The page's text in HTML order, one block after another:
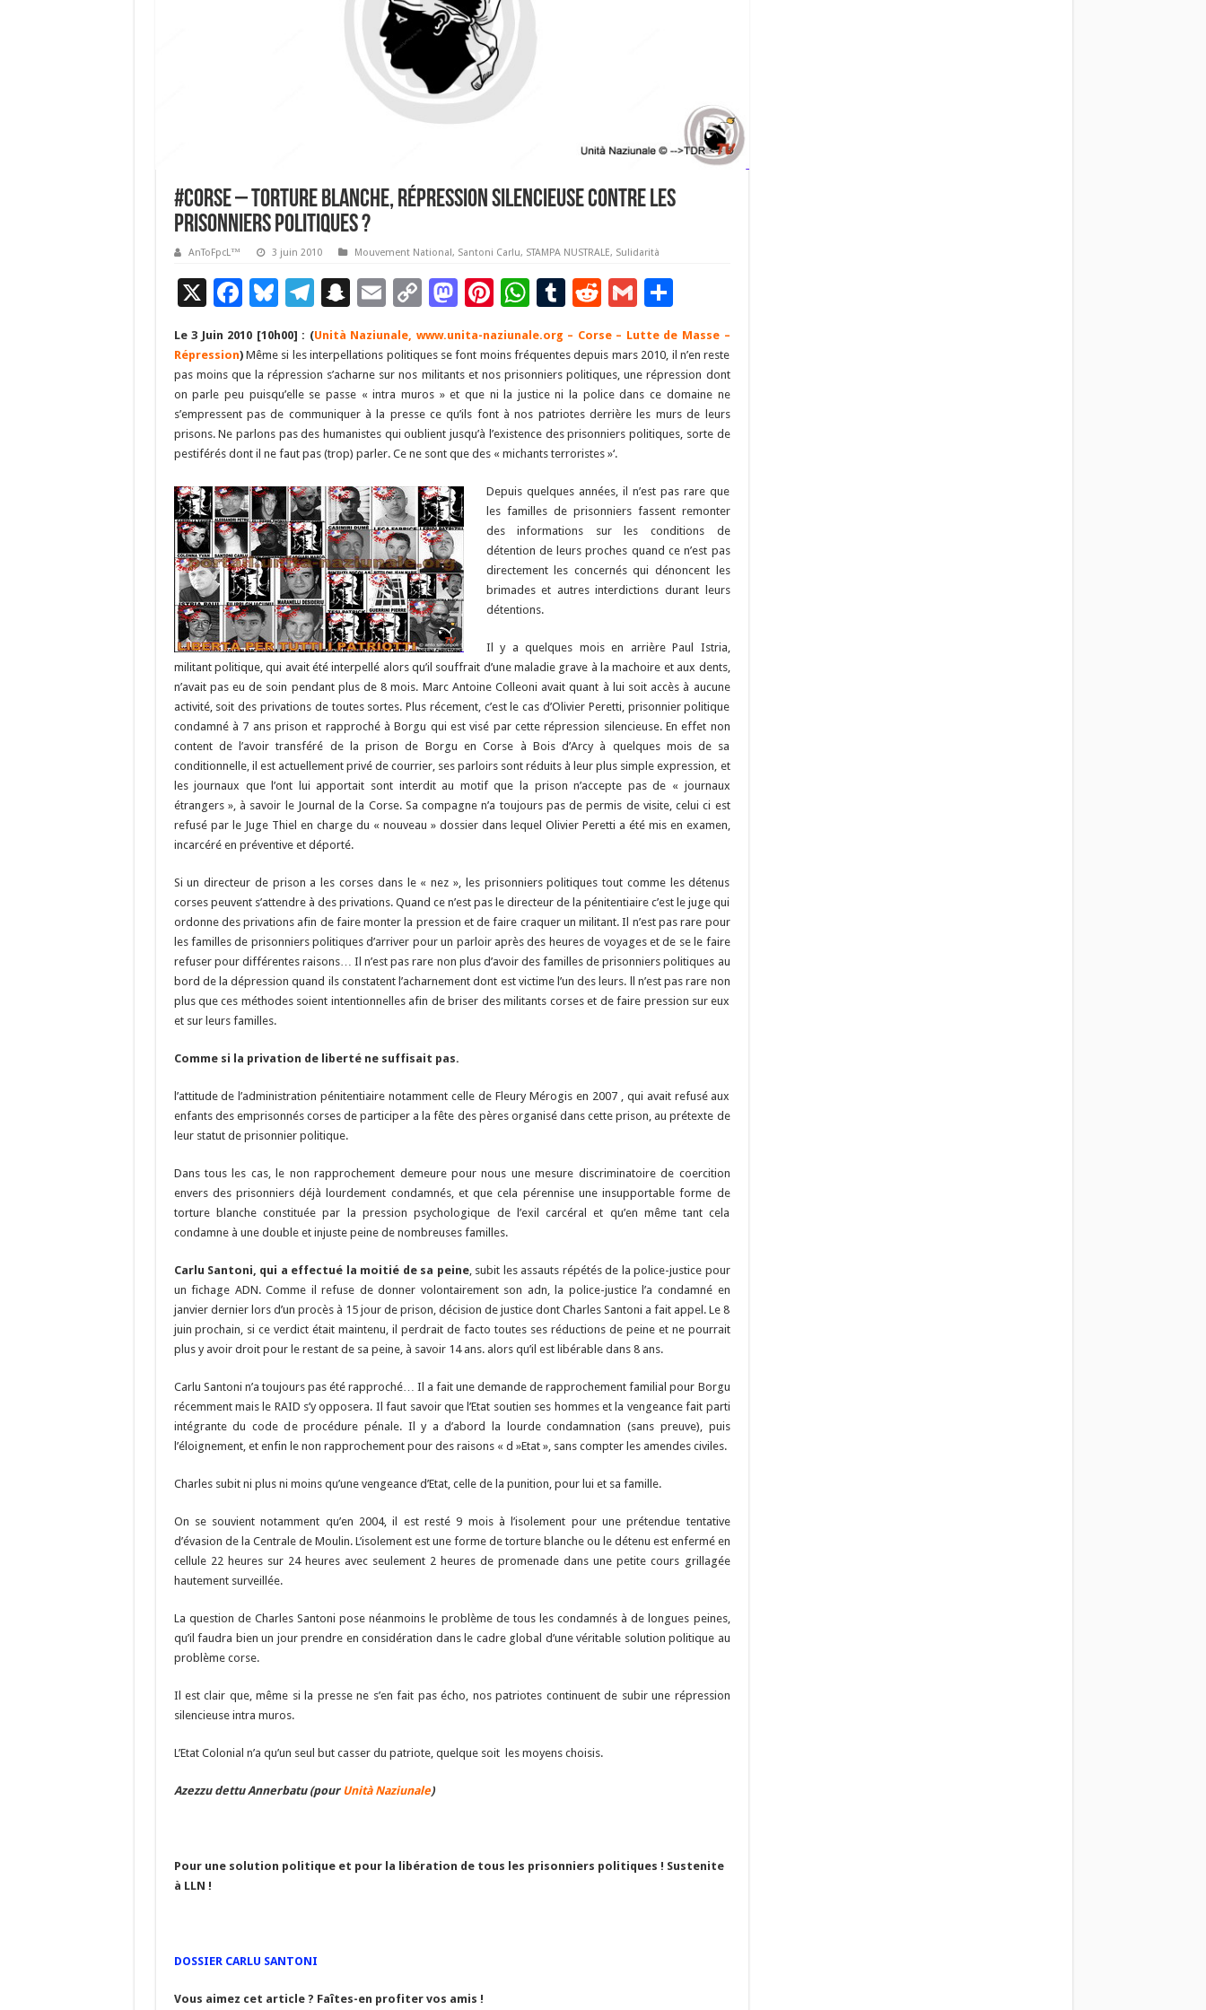
#Corse – Torture blanche, répression silencieuse contre les
prisonniers politiques ?
AnToFpcL™ 3 juin 2010 Mouvement National, Santoni Carlu, STAMPA NUSTRALE, Sulidarità
X F
e
b
o
o
k
Bl
es
ky
T
el
e
gr
a
m
S
a
p
c
h
at
E
m
ai
l
C
p
y
Li
n
k
M
as
to
d
o
n
Pi
nt
er
es
t
W
h
at
sA
p
p
T
m
bl
r
R
d
di
t
G
ai
l
P
ta
g
er
Le 3 Juin 2010 [10h00] : (Unità Naziunale, www.unita-naziunale.org – Corse – Lutte de Masse –
Répression)Même si les interpellations politiques se font moins fréquentes depuis mars 2010, il n’en reste
pas moins que la répression s’acharne sur nos militants et nos prisonniers politiques, une répression dont
on parle peu puisqu’elle se passe « intra muros » et que ni la justice ni la police dans ce domaine ne
s’empressent pas de communiquer à la presse ce qu’ils font à nos patriotes derrière les murs de leurs
prisons. Ne parlons pas des humanistes qui oublient jusqu’à l’existence des prisonniers politiques, sorte de
pestiférés dont il ne faut pas (trop) parler. Ce ne sont que des « michants terroristes »‘.
Depuis quelques années, il n’est pas rare que
les familles de prisonniers fassent remonter
des informations sur les conditions de
détention de leurs proches quand ce n’est pas
directement les concernés qui dénoncent les
brimades et autres interdictions durant leurs
détentions.
Il y a quelques mois en arrière Paul Istria,
militant politique, qui avait été interpellé alors qu’il souffrait d’une maladie grave à la machoire et aux dents,
n’avait pas eu de soin pendant plus de 8 mois. Marc Antoine Colleoni avait quant à lui soit accès à aucune
activité, soit des privations de toutes sortes. Plus récement, c’est le cas d’Olivier Peretti, prisonnier politique
condamné à 7 ans prison et rapproché à Borgu qui est visé par cette répression silencieuse. En effet non
content de l’avoir transféré de la prison de Borgu en Corse à Bois d’Arcy à quelques mois de sa
conditionnelle, il est actuellement privé de courrier, ses parloirs sont réduits à leur plus simple expression, et
les journaux que l’ont lui apportait sont interdit au motif que la prison n’accepte pas de « journaux
étrangers », à savoir le Journal de la Corse. Sa compagne n’a toujours pas de permis de visite, celui ci est
refusé par le Juge Thiel en charge du « nouveau » dossier dans lequel Olivier Peretti a été mis en examen,
incarcéré en préventive et déporté.
Si un directeur de prison a les corses dans le « nez », les prisonniers politiques tout comme les détenus
corses peuvent s’attendre à des privations. Quand ce n’est pas le directeur de la pénitentiaire c’est le juge qui
ordonne des privations afin de faire monter la pression et de faire craquer un militant. Il n’est pas rare pour
les familles de prisonniers politiques d’arriver pour un parloir après des heures de voyages et de se le faire
refuser pour différentes raisons… Il n’est pas rare non plus d’avoir des familles de prisonniers politiques au
bord de la dépression quand ils constatent l’acharnement dont est victime l’un des leurs. ll n’est pas rare non
plus que ces méthodes soient intentionnelles afin de briser des militants corses et de faire pression sur eux
et sur leurs familles.
Comme si la privation de liberté ne suffisait pas.
l’attitude de l’administration pénitentiaire notamment celle de Fleury Mérogis en 2007 , qui avait refusé aux
enfants des emprisonnés corses de participer a la fête des pères organisé dans cette prison, au prétexte de
leur statut de prisonnier politique.
Dans tous les cas, le non rapprochement demeure pour nous une mesure discriminatoire de coercition
envers des prisonniers déjà lourdement condamnés, et que cela pérennise une insupportable forme de
torture blanche constituée par la pression psychologique de l’exil carcéral et qu’en même tant cela
condamne à une double et injuste peine de nombreuses familles.
Carlu Santoni, qui a effectué la moitié de sa peine, subit les assauts répétés de la police-justice pour
un fichage ADN. Comme il refuse de donner volontairement son adn, la police-justice l’a condamné en
janvier dernier lors d’un procès à 15 jour de prison, décision de justice dont Charles Santoni a fait appel. Le 8
juin prochain, si ce verdict était maintenu, il perdrait de facto toutes ses réductions de peine et ne pourrait
plus y avoir droit pour le restant de sa peine, à savoir 14 ans. alors qu’il est libérable dans 8 ans.
Carlu Santoni n’a toujours pas été rapproché… Il a fait une demande de rapprochement familial pour Borgu
récemment mais le RAID s’y opposera. Il faut savoir que l’Etat soutien ses hommes et la vengeance fait parti
intégrante du code de procédure pénale. Il y a d’abord la lourde condamnation (sans preuve), puis
l’éloignement, et enfin le non rapprochement pour des raisons « d »Etat », sans compter les amendes civiles.
Charles subit ni plus ni moins qu’une vengeance d’Etat, celle de la punition, pour lui et sa famille.
On se souvient notamment qu’en 2004, il est resté 9 mois à l’isolement pour une prétendue tentative
d’évasion de la Centrale de Moulin. L’isolement est une forme de torture blanche ou le détenu est enfermé en
cellule 22 heures sur 24 heures avec seulement 2 heures de promenade dans une petite cours grillagée
hautement surveillée.
La question de Charles Santoni pose néanmoins le problème de tous les condamnés à de longues peines,
qu’il faudra bien un jour prendre en considération dans le cadre global d’une véritable solution politique au
problème corse.
Il est clair que, même si la presse ne s’en fait pas écho, nos patriotes continuent de subir une répression
silencieuse intra muros.
L’Etat Colonial n’a qu’un seul but casser du patriote, quelque soit les moyens choisis.
Azezzu dettu Annerbatu (pour Unità Naziunale)
Pour une solution politique et pour la libération de tous les prisonniers politiques ! Sustenite
à LLN !
DOSSIER CARLU SANTONI
Vous aimez cet article ? Faîtes-en profiter vos amis !